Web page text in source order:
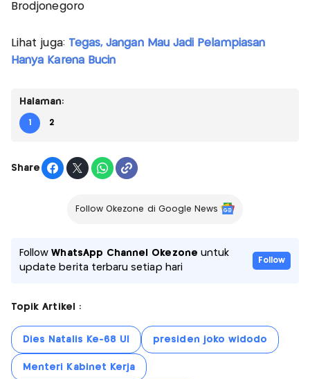
Brodjonegoro
Lihat juga: Tegas, Jangan Mau Jadi Pelampiasan
Hanya Karena Bucin
Halaman:
1 2
Share
Follow Okezone di Google News
FollowWhatsApp Channel Okezone untuk
update berita terbaru setiap hari
Follow
Topik Artikel :
Dies Natalis Ke-68 UI presiden joko widodo
Menteri Kabinet Kerja